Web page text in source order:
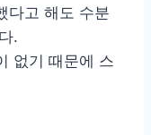
다고 해도 수분
.
없기 때문에 스